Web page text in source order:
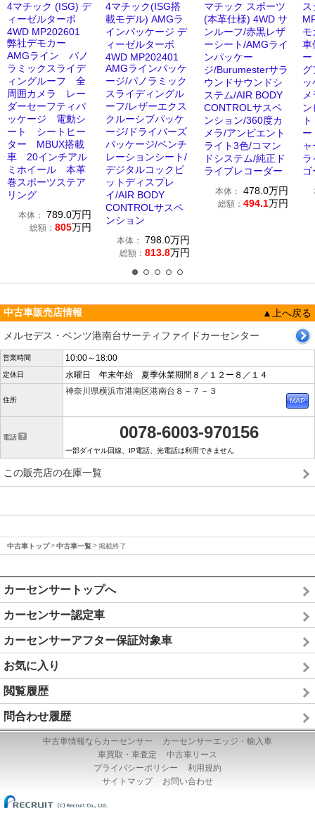
4マチック (ISG) デ
ィーゼルターボ
4WD MP202601
弊社デモカー
AMGライン パノ
ラミックスライデ
ィングルーフ 全
周囲カメラ レー
ダーセーフティパ
ッケージ 電動シ
ート シートヒー
ター MBUX搭載
車 20インチアル
ミホイール 本革
巻スポーツステア
リング
本体： 789.0万円
総額： 805万円
4マチック(ISG搭
載モデル) AMGラ
インパッケージ デ
ィーゼルターボ
4WD MP202401
AMGラインパッケ
ージ/パノラミック
スライディングル
ーフ/レザーエクス
クルーシブパッケ
ージ/ドライバーズ
パッケージ/ベンチ
レーションシート/
デジタルコックピ
ットディスプレ
イ/AIR BODY
CONTROLサスペ
ンション
本体： 798.0万円
総額： 813.8万円
マチック スポーツ
(本革仕様) 4WD サ
ンルーフ/赤黒レザ
ーシート/AMGライ
ンパッケー
ジ/Burumesterサラ
ウンドサウンドシ
ステム/AIR BODY
CONTROLサスペ
ンション/360度カ
メラ/アンビエント
ライト3色/コマン
ドシステム/純正ド
ライブレコーダー
本体： 478.0万円
総額： 494.1万円
車
グ
ゴ
中古車販売店情報
▲上へ戻る
メルセデス・ベンツ港南台サーティファイドカーセンター
営業時間 10:00～18:00
定休日 水曜日 年末年始 夏季休業期間８／１２ー８／１４
住所
神奈川県横浜市港南区港南台８－７－３
電話 0078-6003-970156
一部ダイヤル回線、IP電話、光電話は利用できません
この販売店の在庫一覧
中古車トップ 中古車一覧 掲載終了
カーセンサートップへ
カーセンサー認定車
カーセンサーアフター保証対象車
お気に入り
閲覧履歴
問合わせ履歴
中古車情報ならカーセンサー
カーセンサーエッジ・輸入車
車買取・車査定
中古車リース
プライバシーポリシー
利用規約
サイトマップ
お問い合わせ